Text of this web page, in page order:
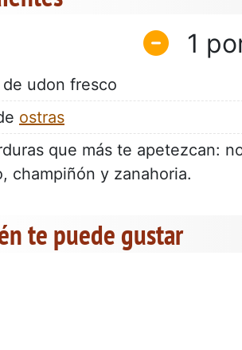
1
udon fresco
ostras
que más te apetezcan:
champiñón y zanahoria.
te puede gustar